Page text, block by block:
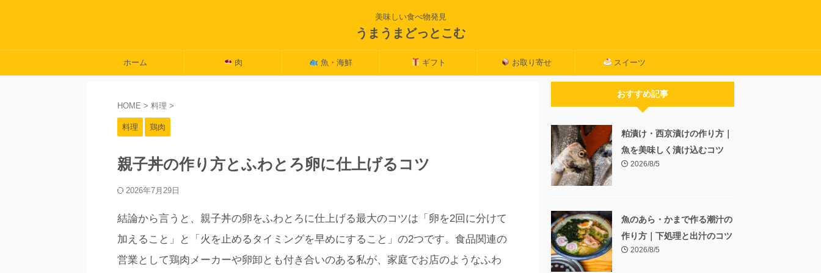
美味しい食べ物発見
うまうまどっとこむ
ホーム 肉 魚・海鮮 ギフト お取り寄せ スイーツ
HOME > 料理 >
料理 鶏肉
親子丼の作り方とふわとろ卵に仕上げるコツ
2026年7月29日
結論から言うと、親子丼の卵をふわとろに仕上げる最大のコツは「卵を2回に分けて
加えること」と「火を止めるタイミングを早めにすること」の2つです。食品関連の
営業として鶏肉メーカーや卵卸とも付き合いのある私が、家庭でお店のようなふわ
おすすめ記事
粕漬け・西京漬けの作り方｜
魚を美味しく漬け込むコツ
2026/8/5
魚のあら・かまで作る潮汁の
作り方｜下処理と出汁のコツ
2026/8/5